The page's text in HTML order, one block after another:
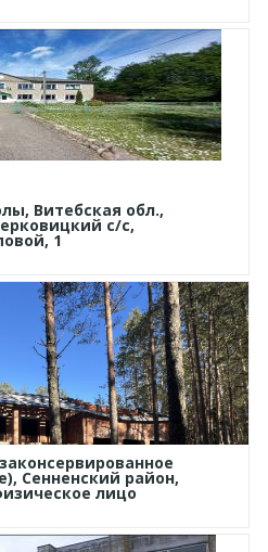
Витебская обл.,
с/с,
1
Сенненский район,
лицо